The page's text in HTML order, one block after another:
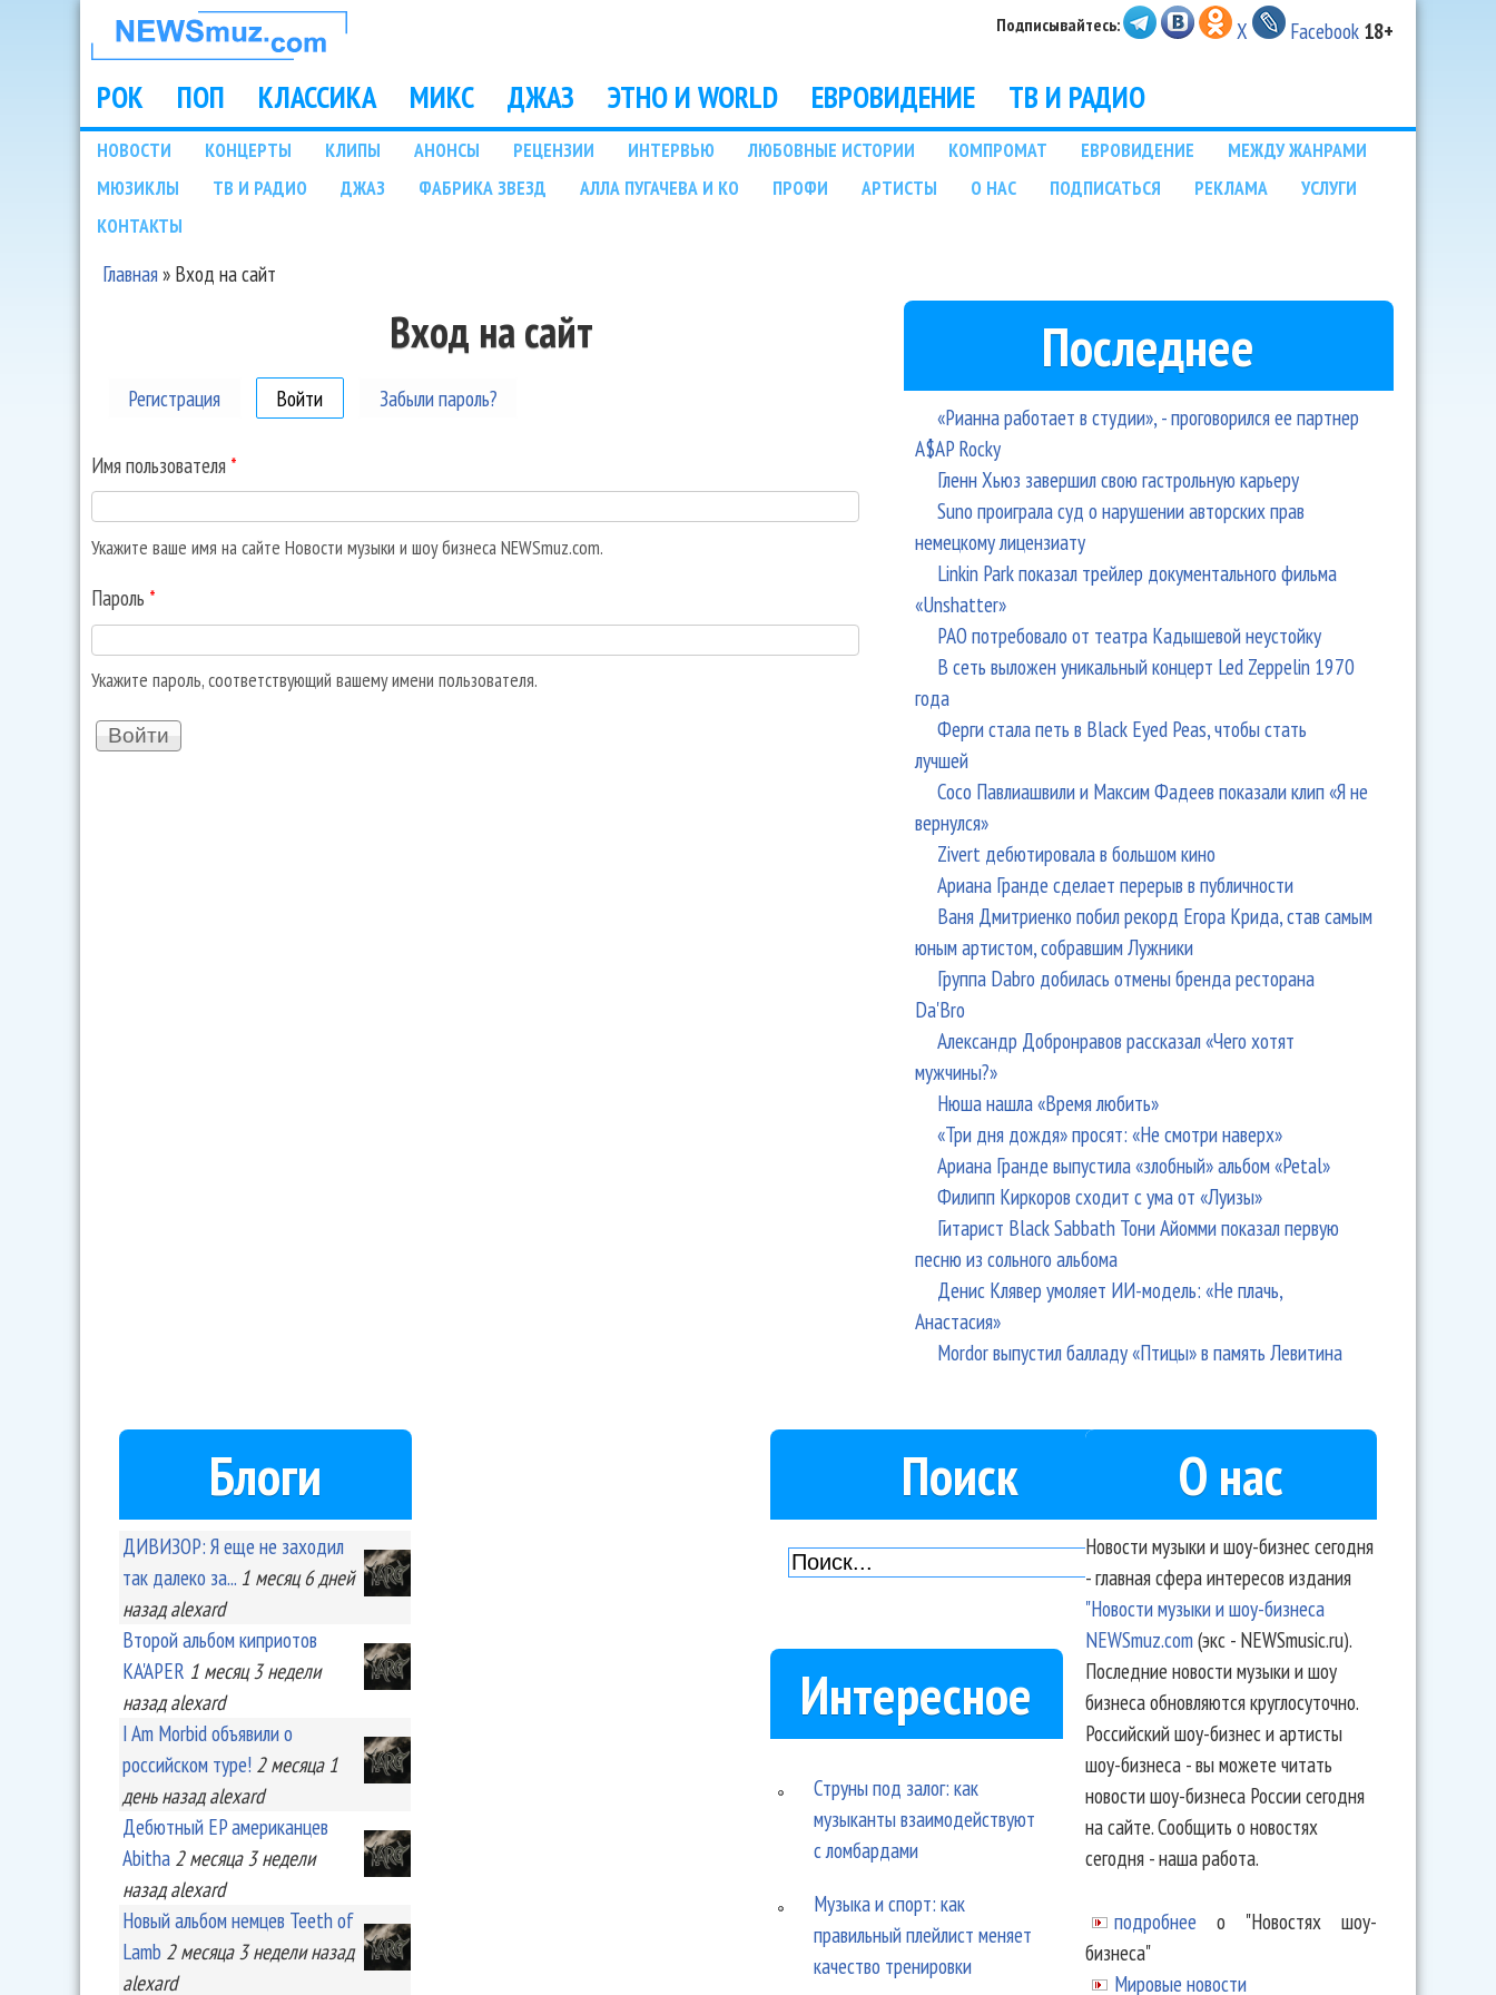
НОВОСТИ
МУЗЫКИ И
ШОУ БИЗНЕСА
NEWSMUZ.COM
Подписывайтесь: X Facebook 18+
Main menu
РОК ПОП КЛАССИКА МИКС ДЖАЗ ЭТНО И WORLD ЕВРОВИДЕНИЕ ТВ И РАДИО
Подразделы
НОВОСТИ КОНЦЕРТЫ КЛИПЫ АНОНСЫ РЕЦЕНЗИИ ИНТЕРВЬЮ ЛЮБОВНЫЕ ИСТОРИИ КОМПРОМАТ ЕВРОВИДЕНИЕ
МЕЖДУ ЖАНРАМИ
МЮЗИКЛЫ
ТВ И РАДИО ДЖАЗ ФАБРИКА ЗВЕЗД АЛЛА ПУГАЧЕВА И КО ПРОФИ АРТИСТЫ О НАС ПОДПИСАТЬСЯ РЕКЛАМА
УСЛУГИ
КОНТАКТЫ
Вы здесь
Главная» Вход на сайт
Вход на сайт
Регистрация Войти (активная вкладка)
Забыли пароль?
Имя пользователя *
Укажите ваше имя на сайте Новости музыки и шоу бизнеса NEWSmuz.com.
Пароль *
Укажите пароль, соответствующий вашему имени пользователя.
Последнее
«Рианна работает в студии», - проговорился ее партнер
A$AP Rocky
Гленн Хьюз завершил свою гастрольную карьеру
Suno проиграла суд о нарушении авторских прав
немецкому лицензиату
Linkin Park показал трейлер документального фильма
«Unshatter»
РАО потребовало от театра Кадышевой неустойку
В сеть выложен уникальный концерт Led Zeppelin 1970
года
Ферги стала петь в Black Eyed Peas, чтобы стать
лучшей
Сосо Павлиашвили и Максим Фадеев показали клип «Я не
вернулся»
Zivert дебютировала в большом кино
Ариана Гранде сделает перерыв в публичности
Ваня Дмитриенко побил рекорд Егора Крида, став самым
юным артистом, собравшим Лужники
Группа Dabro добилась отмены бренда ресторана
Da'Bro
Александр Добронравов рассказал «Чего хотят
мужчины?»
Нюша нашла «Время любить»
«Три дня дождя» просят: «Не смотри наверх»
Ариана Гранде выпустила «злобный» альбом «Petal»
Филипп Киркоров сходит с ума от «Луизы»
Гитарист Black Sabbath Тони Айомми показал первую
песню из сольного альбома
Денис Клявер умоляет ИИ-модель: «Не плачь,
Анастасия»
Mordor выпустил балладу «Птицы» в память Левитина
Блоги
ДИВИЗОР: Я еще не заходил
так далеко за... 1 месяц 6 дней
назад alexard
Второй альбом киприотов
KA'APER 1 месяц 3 недели
назад alexard
I Am Morbid объявили о
российском туре! 2 месяца 1
деньназад alexard
Дебютный EP американцев
Abitha 2 месяца 3 недели
назад alexard
Новый альбом немцев Teeth of
Lamb 2 месяца 3 неделиназад
alexard
Поиск
Интересное
Струны под залог: как
музыканты взаимодействуют
с ломбардами
Музыка и спорт: как
правильный плейлист меняет
качество тренировки
О нас
Новости музыки и шоу-бизнес сегодня
- главная сфера интересов издания
"Новости музыки и шоу-бизнеса
NEWSmuz.com(экс - NEWSmusic.ru).
Последние новости музыки и шоу
бизнеса обновляются круглосуточно.
Российский шоу-бизнес и артисты
шоу-бизнеса - вы можете читать
новости шоу-бизнеса России сегодня
на сайте. Сообщить о новостях
сегодня - наша работа.
подробнее о "Новостях шоу-
бизнеса"
Мировые новости